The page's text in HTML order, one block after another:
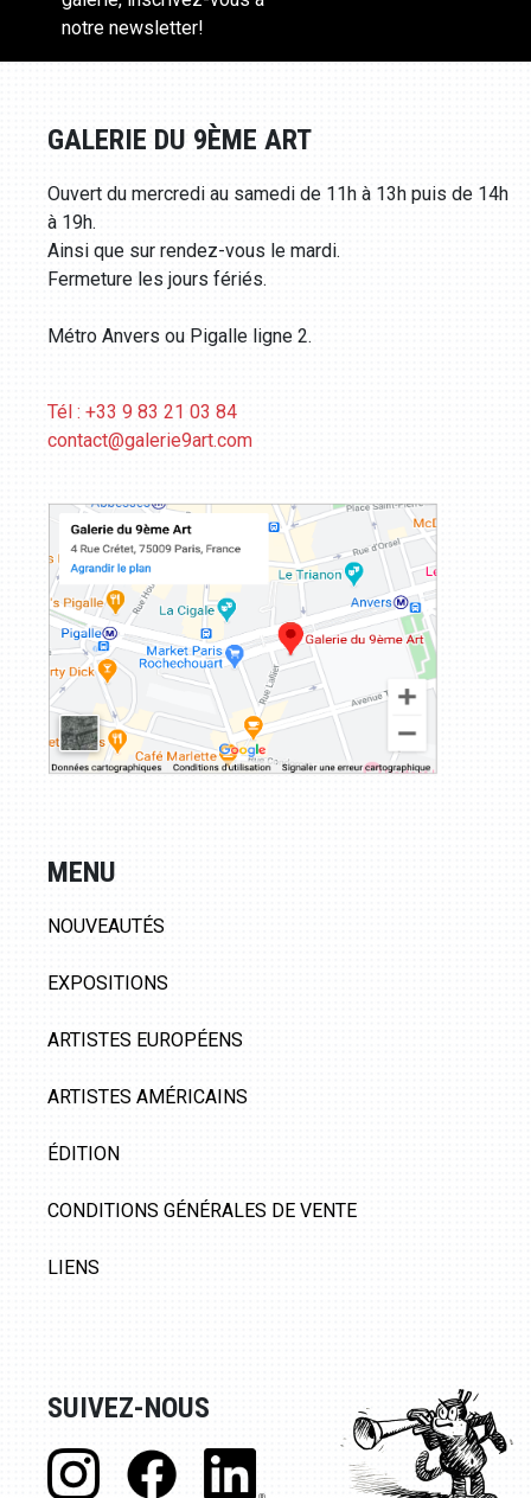
notre newsletter!
GALERIE DU 9ÈME ART
Ouvert du mercredi au samedi de 11h à 13h puis de 14h
à 19h.
Ainsi que sur rendez-vous le mardi.
Fermeture les jours fériés.
Métro Anvers ou Pigalle ligne 2.
Tél : +33 9 83 21 03 84
contact@galerie9art.com
MENU
NOUVEAUTÉS
EXPOSITIONS
ARTISTES EUROPÉENS
ARTISTES AMÉRICAINS
ÉDITION
CONDITIONS GÉNÉRALES DE VENTE
LIENS
SUIVEZ-NOUS